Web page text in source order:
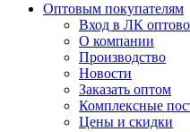
Оптовым покупателям
Вход в ЛК
О компании
Производство
Новости
Заказать оптом
Комплексные
Цены и скидки